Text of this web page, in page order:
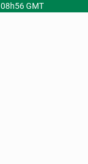
GMT